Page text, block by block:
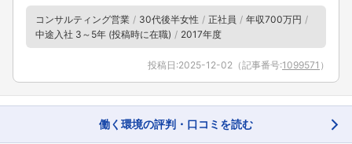
コンサルティング営業 30代後半女性 正社員
年収700万円
中途入社 3～5年 (投稿時に在職)
2017年度
投稿日:2025-12-02 （記事番号:1099571 ）
働く環境の評判・口コミを読む